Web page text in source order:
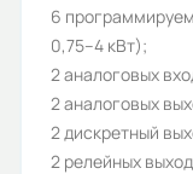
Протокол
Да
3
6
0,75–4 кВт);
2 аналоговых
2 аналоговых
2 дискретный
2 релейных